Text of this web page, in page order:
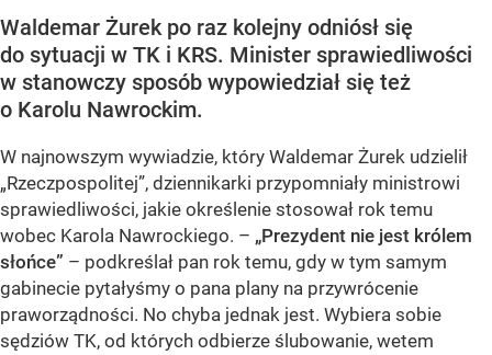
Waldemar Żurek po raz kolejny odniósł się
do sytuacji w TK i KRS. Minister sprawiedliwości
w stanowczy sposób wypowiedział się też
o Karolu Nawrockim.
W najnowszym wywiadzie, który Waldemar Żurek udzielił
„Rzeczpospolitej”, dziennikarki przypomniały ministrowi
sprawiedliwości, jakie określenie stosował rok temu
wobec Karola Nawrockiego. – „Prezydent nie jest królem
słońce” – podkreślał pan rok temu, gdy w tym samym
gabinecie pytałyśmy o pana plany na przywrócenie
praworządności. No chyba jednak jest. Wybiera sobie
sędziów TK, od których odbierze ślubowanie, wetem